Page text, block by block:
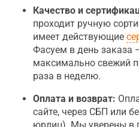
Качество и
проходит ручную
имеет действующие
Фасуем в день заказа
максимально свежий
раза в неделю.
Оплата и возврат:
сайте, через СБП или